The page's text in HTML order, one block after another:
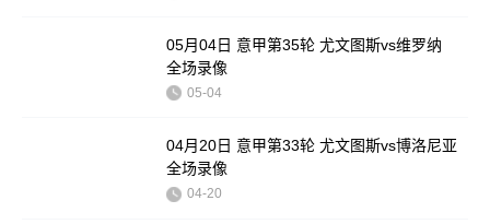
05月04日 意甲第35轮 尤文图斯vs维罗纳
全场录像
05-04
04月20日 意甲第33轮 尤文图斯vs博洛尼亚
全场录像
04-20